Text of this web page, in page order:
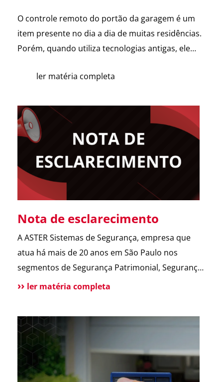
O controle remoto do portão da garagem é um
item presente no dia a dia de muitas residências.
Porém, quando utiliza tecnologias antigas, ele
segurança. Alguns sistemas de portões
seja, o controle envia sempre o mesmo sinal para
abrir o portão. Esse […]
ler matéria completa
Nota de esclarecimento
A ASTER Sistemas de Segurança, empresa que
atua há mais de 20 anos em São Paulo nos
segmentos de Segurança Patrimonial, Segurança
Pessoal, Portaria e Facilities, vem a público
Aster citado em recentes matérias jornalísticas
sobre a operação da Polícia Federal no setor […]
ler matéria completa